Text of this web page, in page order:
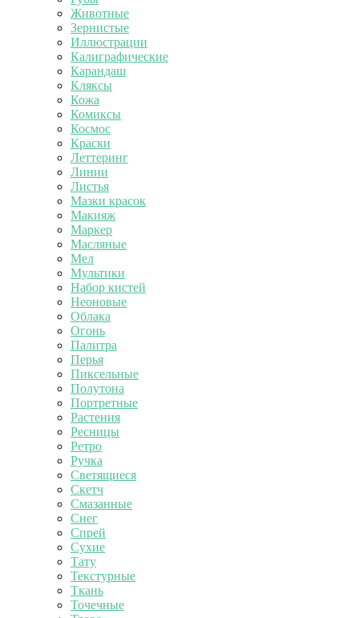
Животные
Зернистые
Иллюстрации
Калиграфические
Карандаш
Кляксы
Кожа
Комиксы
Космос
Краски
Леттеринг
Линии
Листья
Мазки красок
Макияж
Маркер
Масляные
Мел
Мультики
Набор кистей
Неоновые
Облака
Огонь
Палитра
Перья
Пиксельные
Полутона
Портретные
Растения
Ресницы
Ретро
Ручка
Светящиеся
Скетч
Смазанные
Снег
Спрей
Сухие
Тату
Текстурные
Ткань
Точечные